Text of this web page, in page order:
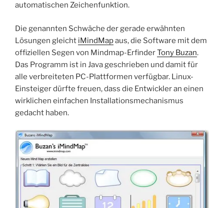
automatischen Zeichenfunktion.
Die genannten Schwäche der gerade erwähnten
Lösungen gleicht iMindMapaus, die Software mit dem
offiziellen Segen von Mindmap-ErfinderTony Buzan.
Das Programm ist in Java geschrieben und damit für
alle verbreiteten PC-Plattformen verfügbar. Linux-
Einsteiger dürfte freuen, dass die Entwickler an einen
wirklichen einfachen Installationsmechanismus
gedacht haben.